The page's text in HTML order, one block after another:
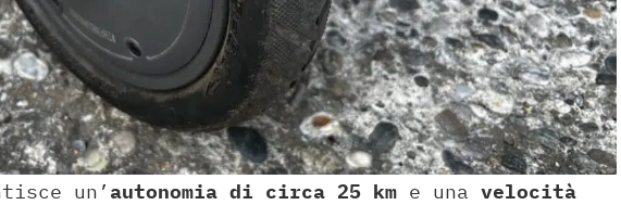
un’ autonomia di circa 25 km e una velocità